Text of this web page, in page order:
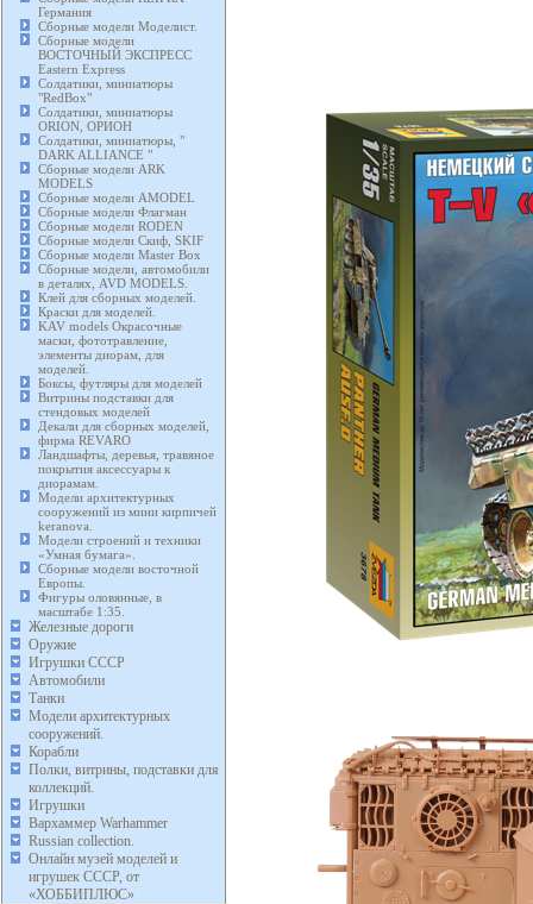
Германия
Сборные модели Моделист.
Сборные модели
ВОСТОЧНЫЙ ЭКСПРЕСС
Eastern Express
Солдатики, миниатюры
"RedBox"
Солдатики, миниатюры
ORION, ОРИОН
Солдатики, миниатюры, "
DARK ALLIANCE "
Сборные модели ARK
MODELS
Сборные модели AMODEL
Сборные модели Флагман
Сборные модели RODEN
Сборные модели Скиф, SKIF
Сборные модели Master Box
Сборные модели, автомобили
в деталях, AVD MODELS.
Клей для сборных моделей.
Краски для моделей.
KAV models Окрасочные
маски, фототравление,
элементы диорам, для
моделей.
Боксы, футляры для моделей
Витрины подставки для
стендовых моделей
Декали для сборных моделей,
фирма REVARO
Ландшафты, деревья, травяное
покрытия аксессуары к
диорамам.
Модели архитектурных
сооружений из мини кирпичей
keranova.
Модели строений и техники
«Умная бумага».
Сборные модели восточной
Европы.
Фигуры оловянные, в
масштабе 1:35.
Железные дороги
Оружие
Игрушки СССР
Автомобили
Танки
Модели архитектурных
сооружений.
Корабли
Полки, витрины, подставки для
коллекций.
Игрушки
Вархаммер Warhammer
Russian collection.
Онлайн музей моделей и
игрушек СССР, от
«ХОББИПЛЮС»